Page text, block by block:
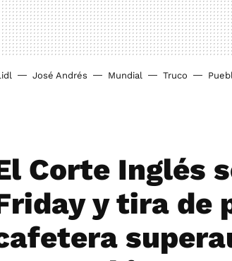
José Andrés Mundial Truco
Corte Inglés
y tira de